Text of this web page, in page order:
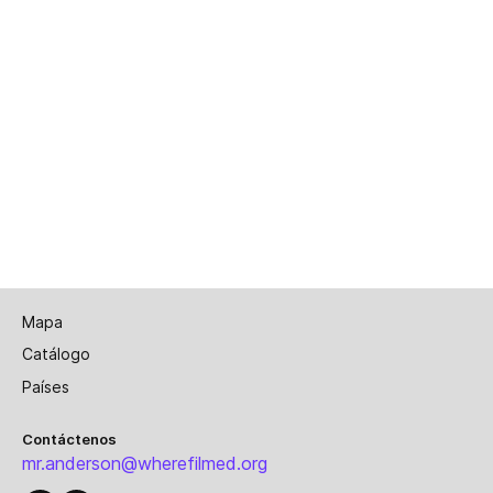
Mapa
Catálogo
Países
Contáctenos
mr.anderson@wherefilmed.org